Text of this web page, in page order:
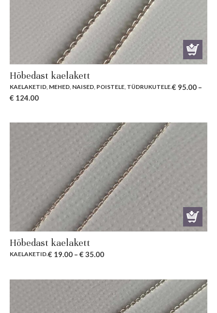
Hõbedast kaelakett
KAELAKETID MEHED NAISED POISTELE TÜDRUKUTELE.€ 95.00 –
€ 124.00
Hõbedast kaelakett
KAELAKETID.€ 19.00 – € 35.00